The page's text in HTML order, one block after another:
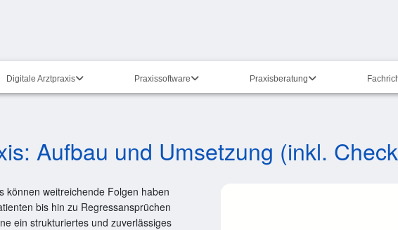
Digitale Arztpraxis Praxissoftware Praxisberatung
Aufbau und Umsetzung (inkl.
können weitreichende Folgen haben
bis hin zu Regressansprüchen
ein strukturiertes und zuverlässiges